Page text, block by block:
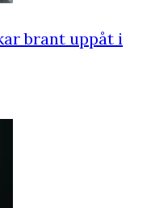
brant uppåt i